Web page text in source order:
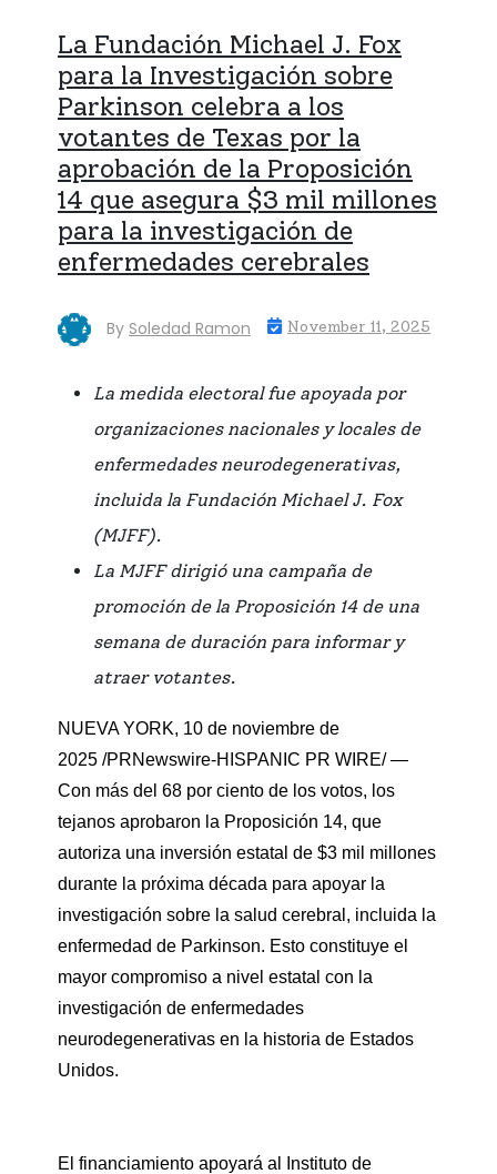
La Fundación Michael J. Fox
para la Investigación sobre
Parkinson celebra a los
votantes de Texas por la
aprobación de la Proposición
14 que asegura $3 mil millones
para la investigación de
enfermedades cerebrales
By Soledad Ramon November 11, 2025
La medida electoral fue apoyada por
organizaciones nacionales y locales de
enfermedades neurodegenerativas,
incluida la Fundación Michael J. Fox
(MJFF).
La MJFF dirigió una campaña de
promoción de la Proposición 14 de una
semana de duración para informar y
atraer votantes.
NUEVA YORK, 10 de noviembre de
2025 /PRNewswire-HISPANIC PR WIRE/ —
Con más del 68 por ciento de los votos, los
tejanos aprobaron la Proposición 14, que
autoriza una inversión estatal de $3 mil millones
durante la próxima década para apoyar la
investigación sobre la salud cerebral, incluida la
enfermedad de Parkinson. Esto constituye el
mayor compromiso a nivel estatal con la
investigación de enfermedades
neurodegenerativas en la historia de Estados
Unidos.
El financiamiento apoyará al Instituto de